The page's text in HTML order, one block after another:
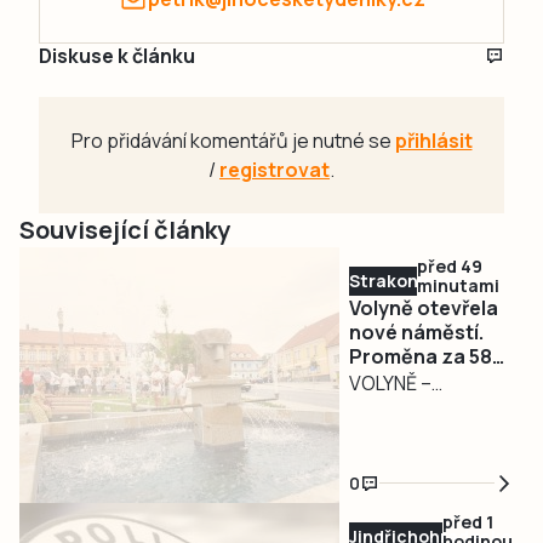
Diskuse k článku
Pro přidávání komentářů je nutné se přihlásit
/registrovat.
Související články
Strakonicko
před 49
minutami
Volyně otevřela
nové náměstí.
Proměna za 58
milionů se
VOLYNĚ –
slavnostní
otevření. Volyně v
pátek 7. srpna při
0
Jindřichohradecko
před 1